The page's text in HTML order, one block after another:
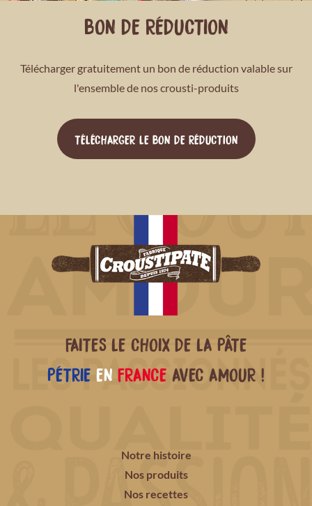
BON DE RÉDUCTION
Télécharger gratuitement un bon de réduction valable sur
l'ensemble de nos crousti-produits
TÉLÉCHARGER LE BON DE RÉDUCTION
FAITES LE CHOIX DE LA PÂTE
PÉTRIE EN FRANCE AVEC AMOUR !
Notre histoire
Nos produits
Nos recettes